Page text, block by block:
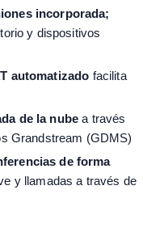
incorporada;
y dispositivos
automatizado facilita
de la nube a través
Grandstream (GDMS)
de forma
y llamadas a través de